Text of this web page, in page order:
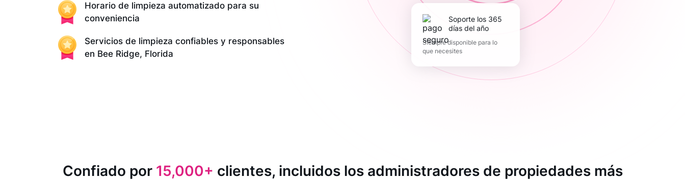
Horario de limpieza automatizado para su
conveniencia
Servicios de limpieza confiables y responsables
en Bee Ridge, Florida
Soporte los 365
días del año
Siempre disponible para lo
que necesites
Confiado por 15,000+ clientes, incluidos los administradores de propiedades más